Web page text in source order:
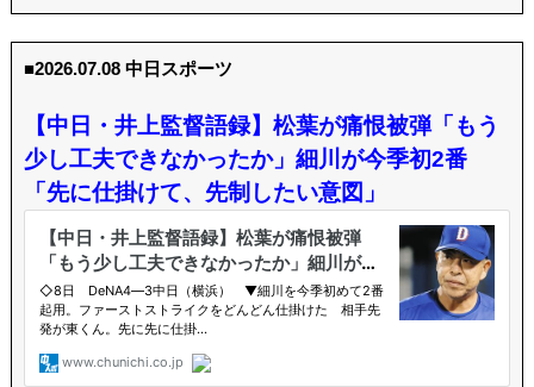
■2026.07.08 中日スポーツ
【中日・井上監督語録】松葉が痛恨被弾「もう
少し工夫できなかったか」細川が今季初2番
「先に仕掛けて、先制したい意図」